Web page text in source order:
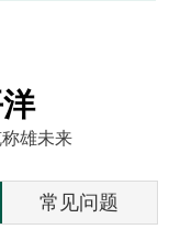
雄未来
常见问题